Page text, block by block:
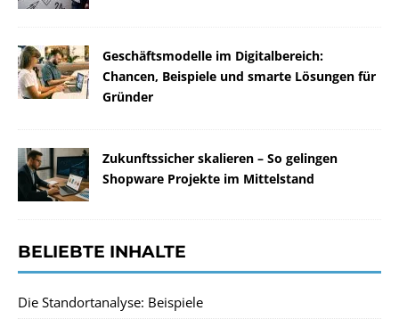
Geschäftsmodelle im Digitalbereich:
Chancen, Beispiele und smarte Lösungen für
Gründer
Zukunftssicher skalieren – So gelingen
Shopware Projekte im Mittelstand
BELIEBTE INHALTE
Die Standortanalyse: Beispiele